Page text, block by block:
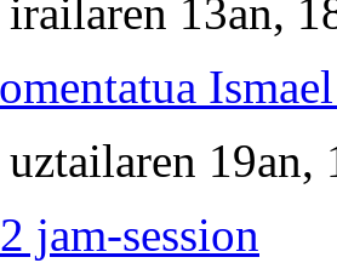
13an,
19an,
jam-session